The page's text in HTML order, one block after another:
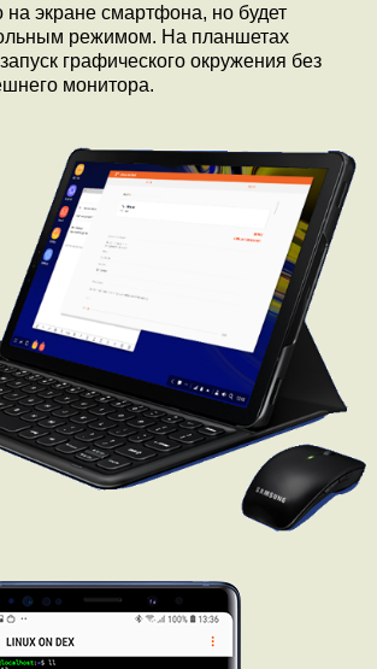
на экране смартфона, но будет
режимом. На планшетах
графического окружения без
монитора.